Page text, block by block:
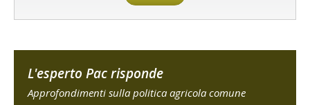
L'esperto Pac risponde
Approfondimenti sulla politica agricola comune